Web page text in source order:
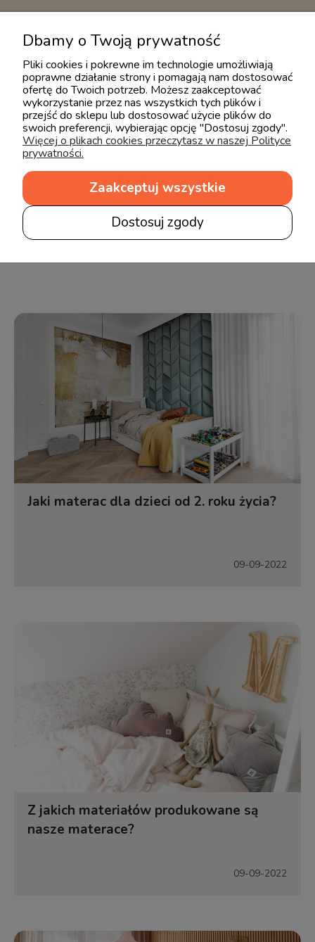
zobacz zaufane opinie w ceneo
Odkrywaj świat dziecka
Jaki materac dla dzieci od 2. roku życia?
09-09-2022
Z jakich materiałów produkowane są
nasze materace?
09-09-2022
Dbamy o Twoją prywatność
Pliki cookies i pokrewne im technologie umożliwiają
poprawne działanie strony i pomagają nam dostosować
ofertę do Twoich potrzeb. Możesz zaakceptować
wykorzystanie przez nas wszystkich tych plików i
przejść do sklepu lub dostosować użycie plików do
swoich preferencji, wybierając opcję "Dostosuj zgody".
Więcej o plikach cookies przeczytasz w naszej Polityce
prywatności.
Dostosuj zgody
Zaakceptuj wszystkie